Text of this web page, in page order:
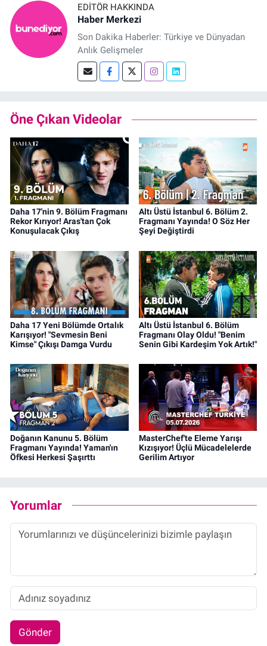
EDITÖR HAKKINDA
Haber Merkezi
Son Dakika Haberler: Türkiye ve Dünyadan
Anlık Gelişmeler
Öne Çıkan Videolar
Daha 17'nin 9. Bölüm Fragmanı
Rekor Kırıyor! Aras'tan Çok
Konuşulacak Çıkış
Altı Üstü İstanbul 6. Bölüm 2.
Fragmanı Yayında! O Söz Her
Şeyi Değiştirdi
Daha 17 Yeni Bölümde Ortalık
Karışıyor! "Sevmesin Beni
Kimse" Çıkışı Damga Vurdu
Altı Üstü İstanbul 6. Bölüm
Fragmanı Olay Oldu! "Benim
Senin Gibi Kardeşim Yok Artık!"
Doğanın Kanunu 5. Bölüm
Fragmanı Yayında! Yaman'ın
Öfkesi Herkesi Şaşırttı
MasterChef'te Eleme Yarışı
Kızışıyor! Üçlü Mücadelelerde
Gerilim Artıyor
Yorumlar
Gönder